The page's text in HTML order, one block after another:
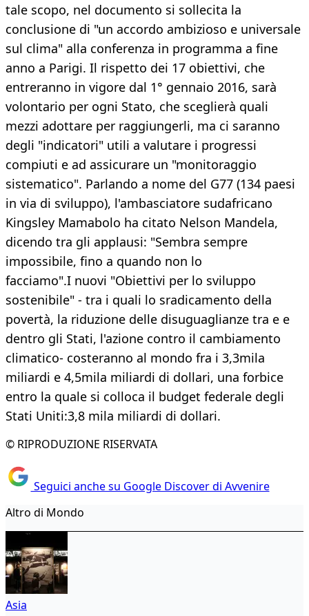
tale scopo, nel documento si sollecita la
conclusione di "un accordo ambizioso e universale
sul clima" alla conferenza in programma a fine
anno a Parigi. Il rispetto dei 17 obiettivi, che
entreranno in vigore dal 1° gennaio 2016, sarà
volontario per ogni Stato, che sceglierà quali
mezzi adottare per raggiungerli, ma ci saranno
degli "indicatori" utili a valutare i progressi
compiuti e ad assicurare un "monitoraggio
sistematico". Parlando a nome del G77 (134 paesi
in via di sviluppo), l'ambasciatore sudafricano
Kingsley Mamabolo ha citato Nelson Mandela,
dicendo tra gli applausi: "Sembra sempre
impossibile, fino a quando non lo
facciamo".I nuovi "Obiettivi per lo sviluppo
sostenibile" - tra i quali lo sradicamento della
povertà, la riduzione delle disuguaglianze tra e e
dentro gli Stati, l'azione contro il cambiamento
climatico- costeranno al mondo fra i 3,3mila
miliardi e 4,5mila miliardi di dollari, una forbice
entro la quale si colloca il budget federale degli
Stati Uniti:3,8 mila miliardi di dollari.
© RIPRODUZIONE RISERVATA
Seguici anche su Google Discover di Avvenire
Altro di Mondo
Asia